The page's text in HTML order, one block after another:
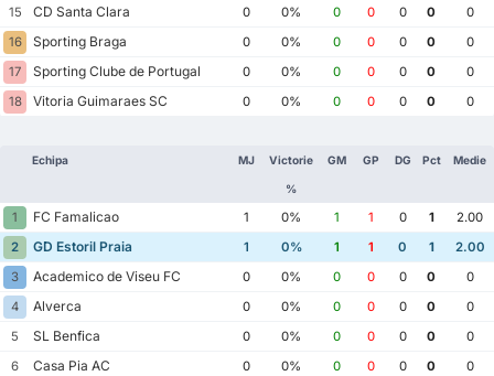
15
CD Santa Clara 0 0% 0 0 0 0
0
16
Sporting Braga 0 0% 0 0 0 0
0
17
Sporting Clube de Portugal 0 0% 0 0 0 0
0
18
Vitoria Guimaraes SC 0 0% 0 0 0 0 0
Echipa MJ Victorie
%
GM GP DG Pct Medie
1 FC Famalicao 1 0% 1 1 0 1
2.00
2
GD Estoril Praia 1 0% 1 1 0 1
2.00
3
Academico de Viseu FC 0 0% 0 0 0 0
0
4
Alverca 0 0% 0 0 0 0
0
5
SL Benfica 0 0% 0 0 0 0
0
6
Casa Pia AC 0 0% 0 0 0 0
0